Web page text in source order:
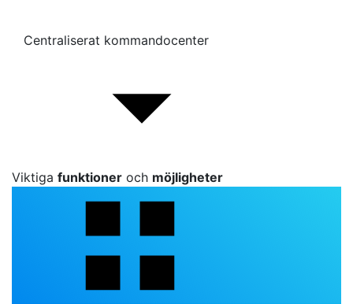
Centraliserat kommandocenter
Viktiga funktioner och möjligheter